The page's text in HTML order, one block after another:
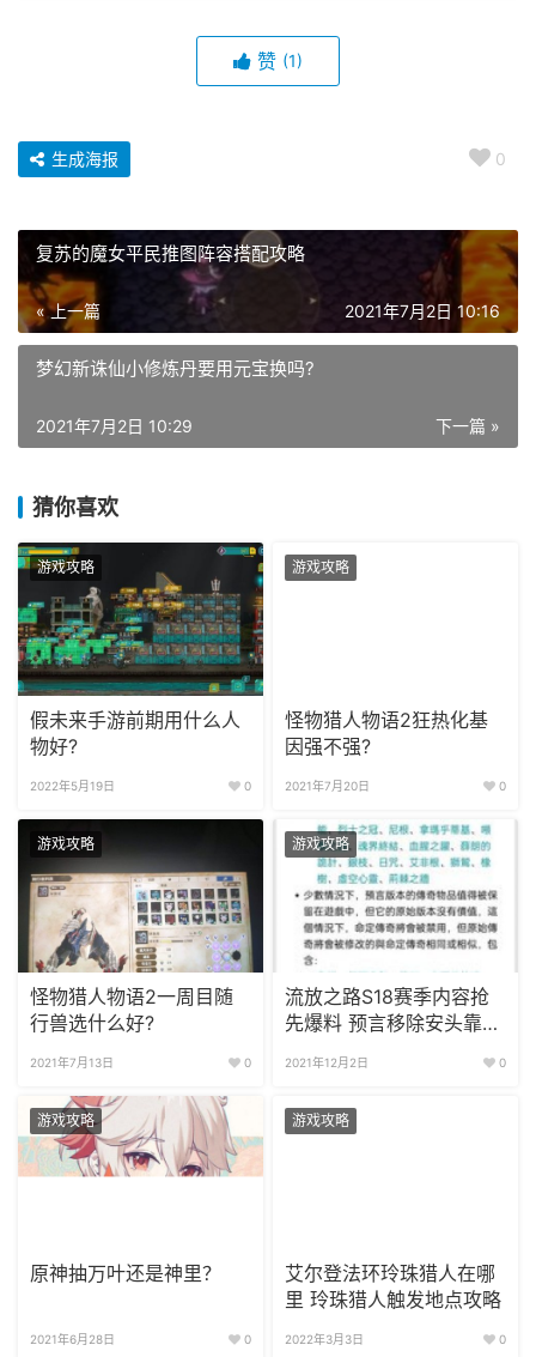
赞 (1)
0
生成海报
复苏的魔女平民推图阵容搭配攻略
« 上一篇 2021年7月2日 10:16
梦幻新诛仙小修炼丹要用元宝换吗?
下一篇 »
2021年7月2日 10:29
猜你喜欢
游戏攻略
假未来手游前期用什么人
物好?
2022年5月19日 0
游戏攻略
怪物猎人物语2狂热化基
因强不强?
2021年7月20日 0
游戏攻略
怪物猎人物语2一周目随
行兽选什么好?
2021年7月13日 0
游戏攻略
流放之路S18赛季内容抢
先爆料 预言移除安头靠掉
2021年12月2日 0
游戏攻略
原神抽万叶还是神里？
2021年6月28日 0
游戏攻略
艾尔登法环玲珠猎人在哪
里 玲珠猎人触发地点攻略
2022年3月3日 0